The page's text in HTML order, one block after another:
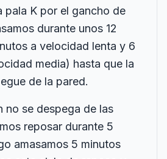
pala K por el gancho de
durante unos 12
a velocidad lenta y 6
media) hasta que la
de la pared.
no se despega de las
reposar durante 5
amasamos 5 minutos